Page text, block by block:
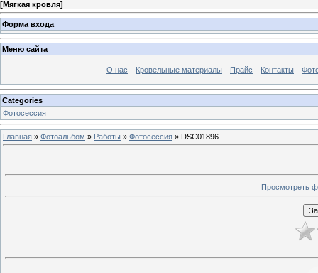
[Мягкая кровля]
Форма входа
Меню сайта
О нас Кровельные материалы Прайс Контакты
Categories
Фотосессия
Главная » Фотоальбом » Работы » Фотосессия » DSC01896
Просмотреть